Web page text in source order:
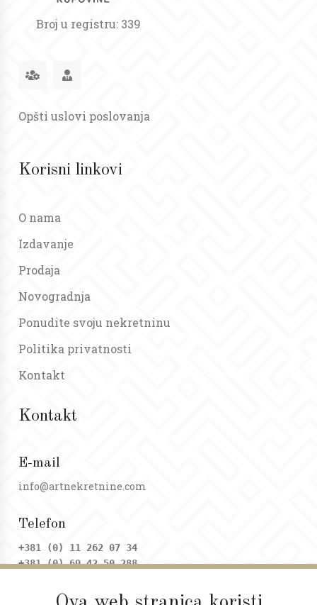
Broj u registru: 339
Opšti uslovi poslovanja
Korisni linkovi
O nama
Izdavanje
Prodaja
Novogradnja
Ponudite svoju nekretninu
Politika privatnosti
Kontakt
Kontakt
E-mail
info@artnekretnine.com
Telefon
+381 (0) 11 262 07 34
+381 (0) 69 42 50 288
Adresa